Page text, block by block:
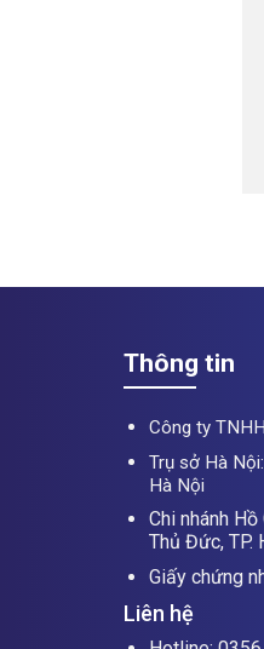
Thông tin
Công ty
Trụ sở Hà
Hà Nội
Chi nhánh
Thủ Đức, TP.
Giấy chứng
Liên hệ